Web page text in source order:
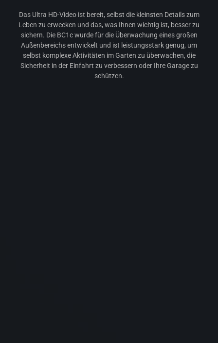
Das Ultra HD-Video ist bereit, selbst die kleinsten Details zum
Leben zu erwecken und das, was Ihnen wichtig ist, besser zu
sichern. Die BC1c wurde für die Überwachung eines großen
Außenbereichs entwickelt und ist leistungsstark genug, um
selbst komplexe Aktivitäten im Garten zu überwachen, die
Sicherheit in der Einfahrt zu verbessern oder Ihre Garage zu
schützen.